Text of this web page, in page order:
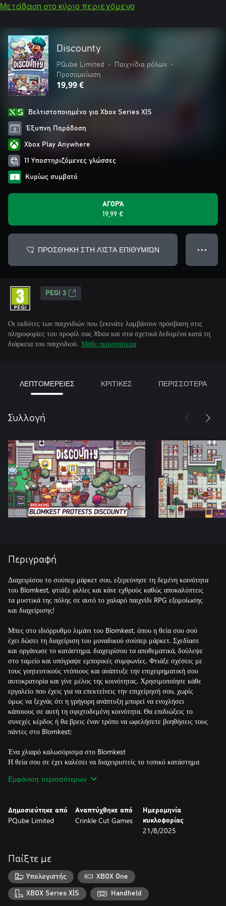
Μετάβαση στο κύριο περιεχόμενο
Discounty
PQube Limited • Παιχνίδια ρόλων
•
Προσομοίωση
19,99 €
Βελτιστοποιημένο για Xbox Series X|S
Έξυπνη Παράδοση
Xbox Play Anywhere
11 Υποστηριζόμενες γλώσσες
Κυρίως συμβατό
ΑΓΟΡΆ
19,99 €
ΠΡΟΣΘΉΚΗ ΣΤΗ ΛΊΣΤΑ ΕΠΙΘΥΜΙΏΝ ● ● ●
PEGI 3
Οι εκδότες των παιχνιδιών που ξεκινάτε λαμβάνουν πρόσβαση στις
πληροφορίες του προφίλ σας Xbox και στα σχετικά δεδομένα κατά τη
διάρκεια του παιχνιδιού. Μάθε περισσότερα
ΛΕΠΤΟΜΕΡΕΙΕΣ ΚΡΙΤΙΚΕΣ ΠΕΡΙΣΣΟΤΕΡΑ
Συλλογή
Περιγραφή
Διαχειρίσου το σούπερ μάρκετ σου, εξερεύνησε τη δεμένη κοινότητα
του Blomkest, φτιάξε φιλίες και κάνε εχθρούς καθώς αποκαλύπτεις
τα μυστικά της πόλης σε αυτό το χαλαρό παιχνίδι RPG εξομοίωσης
και διαχείρισης!
Μπες στο ιδιόρρυθμο λιμάνι του Blomkest, όπου η θεία σου σού
έχει δώσει τη διαχείριση του μοναδικού σούπερ μάρκετ. Σχεδίασε
και οργάνωσε το κατάστημα, διαχειρίσου τα αποθεματικά, δούλεψε
στο ταμείο και υπόγραψε εμπορικές συμφωνίες. Φτιάξε σχέσεις με
τους γοητευτικούς ντόπιους και ανάπτυξε την επιχειρηματική σου
αυτοκρατορία και γίνε μέλος της κοινότητας. Χρησιμοποίησε κάθε
εργαλείο που έχεις για να επεκτείνεις την επιχείρησή σου, χωρίς
όμως να ξεχνάς ότι η γρήγορη ανάπτυξη μπορεί να ενοχλήσει
κάποιους σε αυτή τη σφιχτοδεμένη κοινότητα. Θα επιδιώξεις το
συνεχές κέρδος ή θα βρεις έναν τρόπο να ωφελήσετε βοηθήσεις τους
πάντες στο Blomkest;
Ένα χλιαρό καλωσόρισμα στο Blomkest
Η θεία σου σε έχει καλέσει να διαχειριστείς το τοπικό κατάστημα
σου γιατί δεν θέλουν όλοι να πετύχεις.
Εξερεύνησε το Blomkest μετά το κλείσιμο του καταστήματος και
γνώρισε τους ντόπιους. Κάνε τους ντόπιους πιστούς πελάτες του
Discounty και αποκάλυψε τα κρυφά μυστικά της πόλης.
Σχεδίασε και διακόσμησε το κατάστημά σου
Δημιούργησε ένα όμορφο, αποδοτικό κατάστημα αλλάζοντας θέση
στα ράφια και τα προϊόντα. Σχεδίασε ελκυστικούς διαδρόμους για να
μπορούν οι πελάτες να κινούνται άνετα και πρόσθεσε διακοσμητικά
για να ενθαρρύνεις τις αγορές!
Εμφάνιση περισσότερων
Δημοσιεύτηκε από
PQube Limited
Αναπτύχθηκε από
Crinkle Cut Games
Ημερομηνία
κυκλοφορίας
21/8/2025
Παίξτε με
Υπολογιστής XBOX One
XBOX Series X|S Handheld